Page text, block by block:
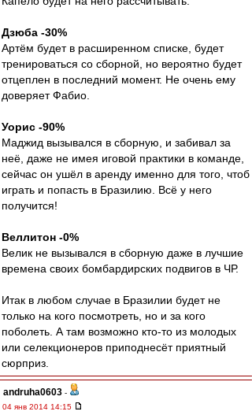
Дзюба -30%
Артём будет в расширенном списке, будет
тренироваться со сборной, но вероятно будет
отцеплен в последний момент. Не очень ему
доверяет Фабио.
Уорис -90%
Маджид вызывался в сборную, и забивал за
неё, даже не имея иговой практики в команде,
сейчас он ушёл в аренду именно для того, чтоб
играть и попасть в Бразилию. Всё у него
получится!
Веллитон -0%
Велик не вызывался в сборную даже в лучшие
времена своих бомбардирских подвигов в ЧР.
Итак в любом случае в Бразилии будет не
только на кого посмотреть, но и за кого
поболеть. А там возможно кто-то из молодых
или селекционеров приподнесёт приятный
сюрприз.
andruha0603 -
04 янв 2014 14:15